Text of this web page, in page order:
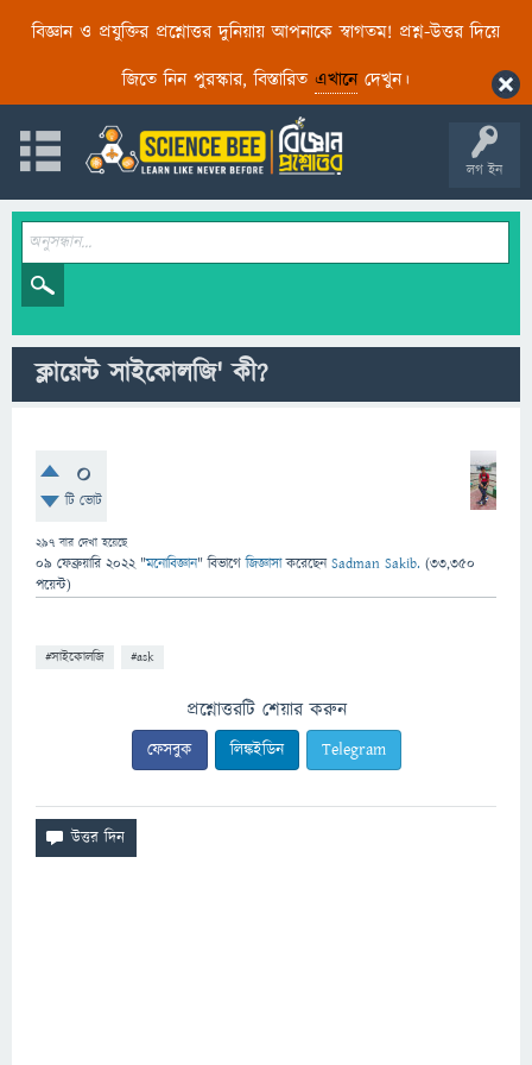
বিজ্ঞান ও প্রযুক্তির প্রশ্নোত্তর দুনিয়ায় আপনাকে স্বাগতম! প্রশ্ন-উত্তর দিয়ে
জিতে নিন পুরস্কার, বিস্তারিত এখানেদেখুন।
লগ ইন
ক্লায়েন্ট সাইকোলজি' কী?
0
টি ভোট
297 বার দেখা হয়েছে
09 ফেব্রুয়ারি 2022 "মনোবিজ্ঞান" বিভাগে জিজ্ঞাসাকরেছেনSadman Sakib. (33,350
পয়েন্ট)
#সাইকোলজি #ask
প্রশ্নোত্তরটি শেয়ার করুন
ফেসবুক লিঙ্কইডিন Telegram